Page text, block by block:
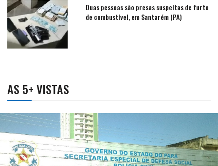
Duas pessoas são presas suspeitas de furto
de combustível, em Santarém (PA)
AS 5+ VISTAS